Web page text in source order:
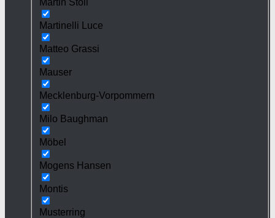
Martinelli Luce
Matteo Grassi
Mauser
Mecklenburg-Vorpommern
Milo Baughman
Möbel
Mogens Hansen
Montis
Musterring